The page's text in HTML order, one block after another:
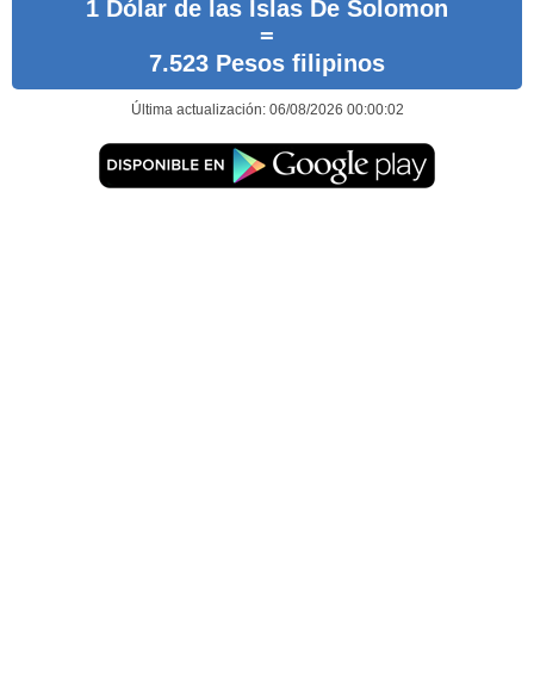
1 Dólar de las Islas De Solomon
=
7.523 Pesos filipinos
Última actualización: 06/08/2026 00:00:02